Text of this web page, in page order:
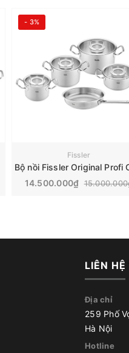
- 3%
Fissler
14.500.000₫
LIÊN
Địa chỉ
259 Phố
Hà Nội
Hotline